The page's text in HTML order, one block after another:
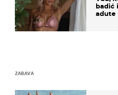
badić
adute
ZABAVA